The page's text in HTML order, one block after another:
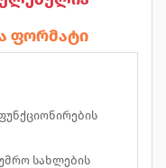
ფორმატი
სახლების